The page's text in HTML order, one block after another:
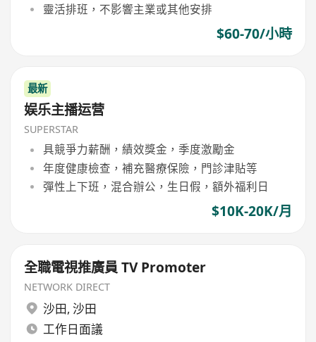
靈活排班，不影響主業或其他安排
$60-70/小時
最新
娱乐主播运营
SUPERSTAR
具競爭力薪酬，績效獎金，季度激勵金
年度健康檢查，補充醫療保險，門診津貼等
彈性上下班，混合辦公，生日假，額外福利日
$10K-20K/月
全職電視推廣員 TV Promoter
NETWORK DIRECT
沙田, 沙田
工作日面議